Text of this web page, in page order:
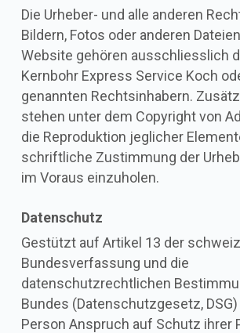
Die Urheber- und alle anderen
Bildern, Fotos oder anderen
Website gehören ausschliesslich
Kernbohr Express Service Koch
genannten Rechtsinhabern.
stehen unter dem Copyright von
die Reproduktion jeglicher
schriftliche Zustimmung der
im Voraus einzuholen.
Datenschutz
Gestützt auf Artikel 13 der
Bundesverfassung und die
datenschutzrechtlichen
Bundes (Datenschutzgesetz,
Person Anspruch auf Schutz ihrer